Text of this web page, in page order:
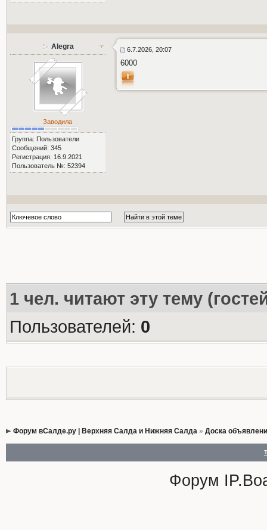
Alegra
Заводила
Группа: Пользователи
Сообщений: 345
Регистрация: 16.9.2021
Пользователь №: 52394
6.7.2026, 20:07
6000
1чел. читают эту тему
Пользователей: 0
Форум вСалде.ру | Верхняя Салда и Нижняя Салда» Доска
Форум